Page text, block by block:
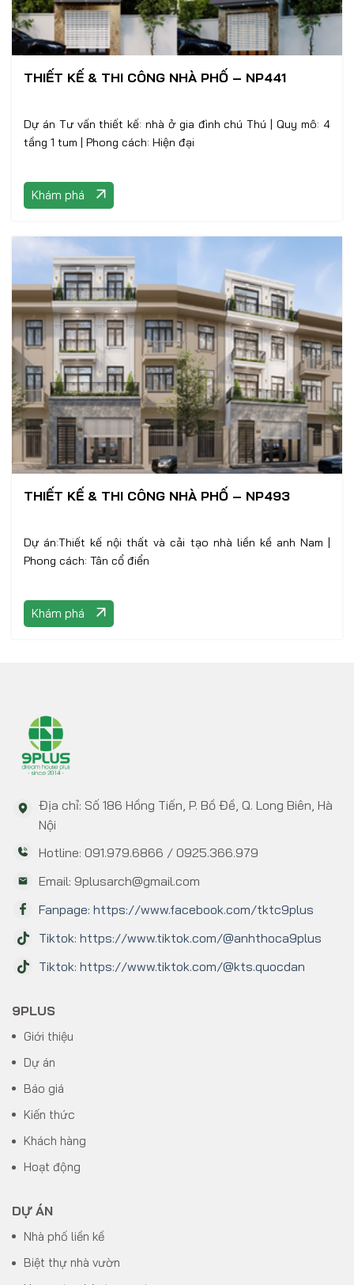
THIẾT KẾ & THI CÔNG NHÀ PHỐ – NP441
Dự án Tư vấn thiết kế: nhà ở gia đình chú Thú | Quy mô: 4
tầng 1 tum | Phong cách: Hiện đại
Khám phá
THIẾT KẾ & THI CÔNG NHÀ PHỐ – NP493
Dự án:Thiết kế nội thất và cải tạo nhà liền kề anh Nam |
Phong cách: Tân cổ điển
Khám phá
Địa chỉ: Số 186 Hồng Tiến, P. Bồ Đề, Q. Long Biên, Hà
Nội
Hotline: 091.979.6866 / 0925.366.979
Email: 9plusarch@gmail.com
Fanpage: https://www.facebook.com/tktc9plus
Tiktok: https://www.tiktok.com/@anhthoca9plus
Tiktok: https://www.tiktok.com/@kts.quocdan
9PLUS
Giới thiệu
Dự án
Báo giá
Kiến thức
Khách hàng
Hoạt động
DỰ ÁN
Nhà phố liền kề
Biệt thự nhà vườn